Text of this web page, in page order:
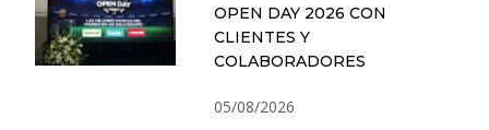
OPEN DAY 2026 CON
CLIENTES Y
COLABORADORES
05/08/2026